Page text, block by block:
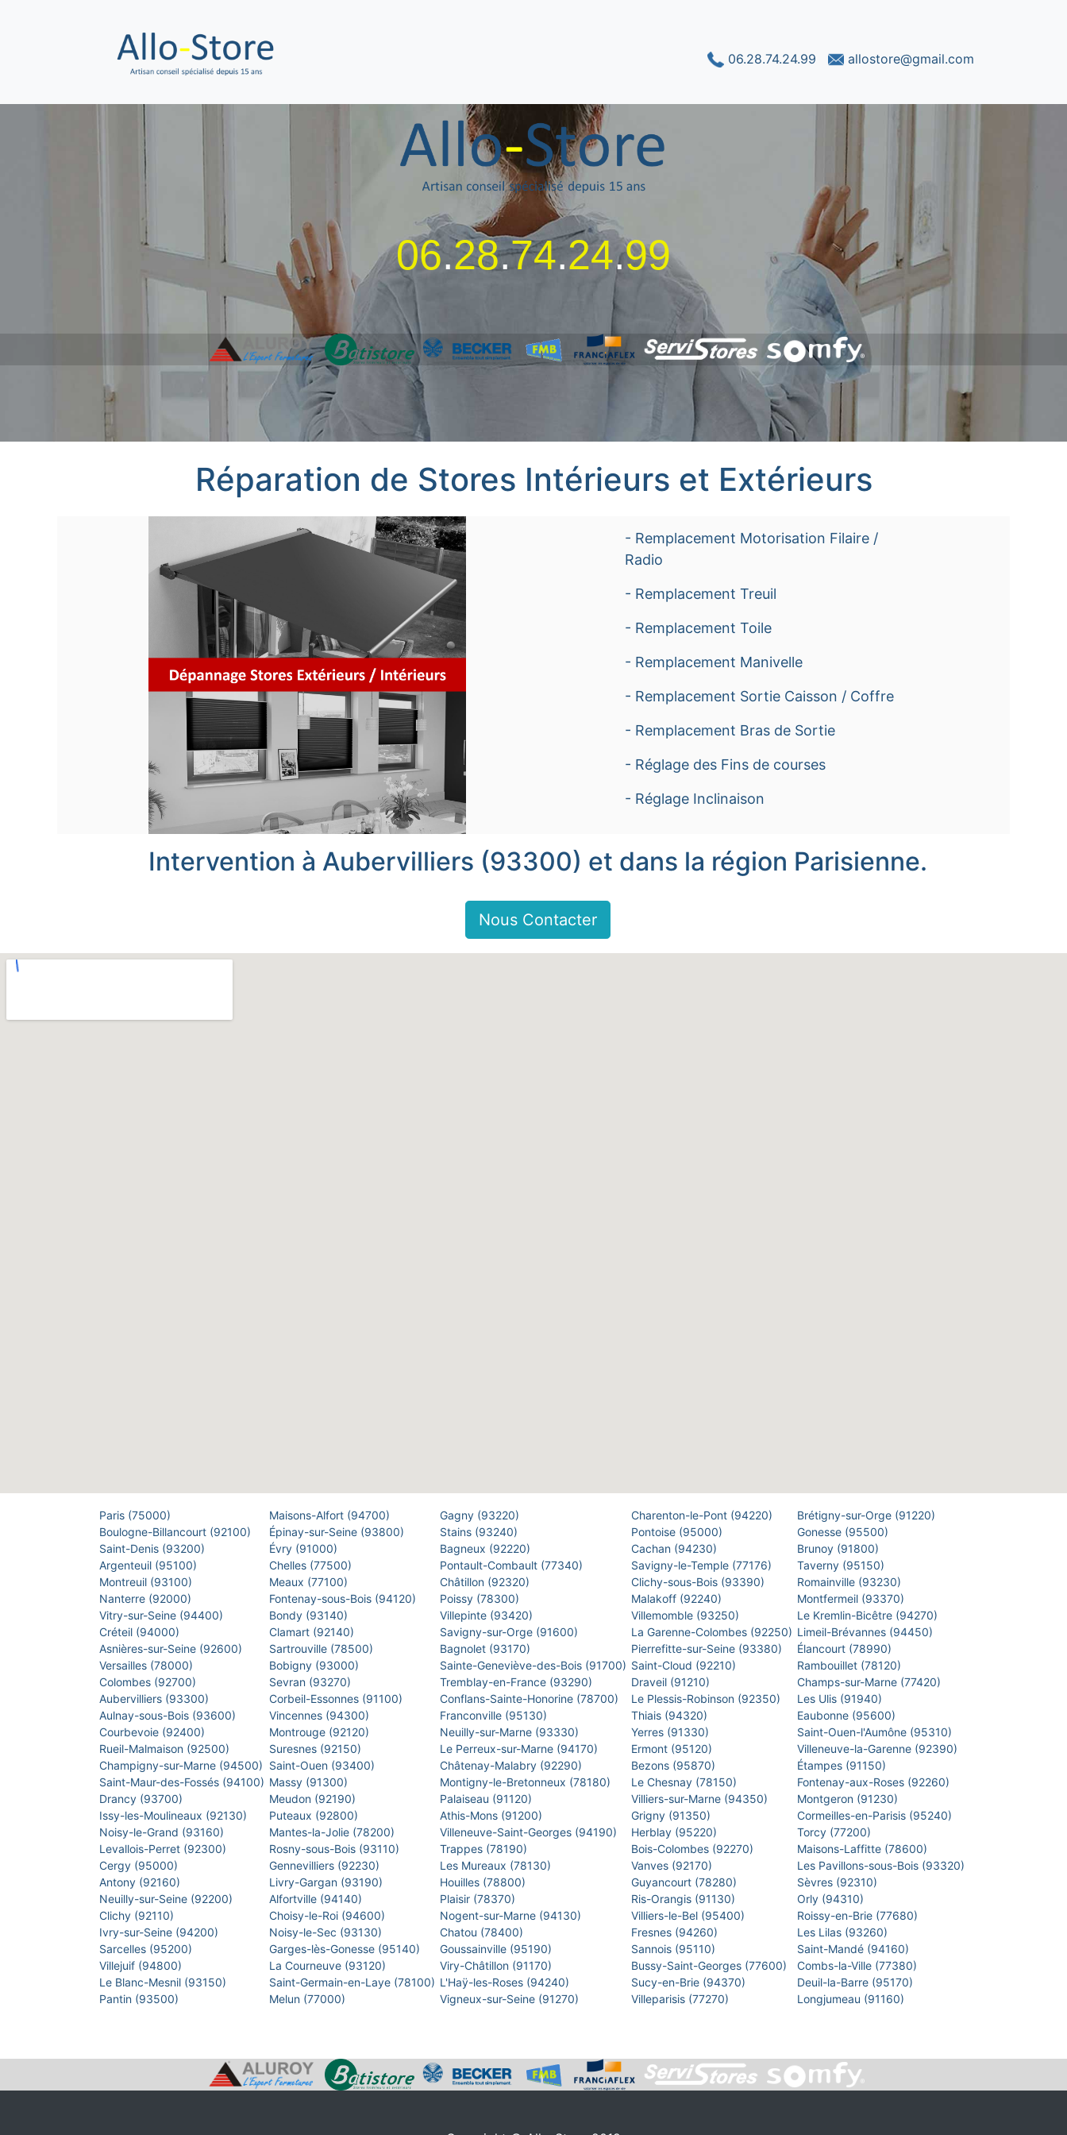
06.28.74.24.99 allostore@gmail.com
06.28.74.24.99
Réparation de Stores Intérieurs et Extérieurs
- Remplacement Motorisation Filaire /
Radio
- Remplacement Treuil
- Remplacement Toile
- Remplacement Manivelle
- Remplacement Sortie Caisson / Coffre
- Remplacement Bras de Sortie
- Réglage des Fins de courses
- Réglage Inclinaison
Intervention à Aubervilliers (93300) et dans la région Parisienne.
Nous Contacter
Paris (75000)
Boulogne-Billancourt (92100)
Saint-Denis (93200)
Argenteuil (95100)
Montreuil (93100)
Nanterre (92000)
Vitry-sur-Seine (94400)
Créteil (94000)
Asnières-sur-Seine (92600)
Versailles (78000)
Colombes (92700)
Aubervilliers (93300)
Aulnay-sous-Bois (93600)
Courbevoie (92400)
Rueil-Malmaison (92500)
Champigny-sur-Marne (94500)
Saint-Maur-des-Fossés (94100)
Drancy (93700)
Issy-les-Moulineaux (92130)
Noisy-le-Grand (93160)
Levallois-Perret (92300)
Cergy (95000)
Antony (92160)
Neuilly-sur-Seine (92200)
Clichy (92110)
Ivry-sur-Seine (94200)
Sarcelles (95200)
Villejuif (94800)
Le Blanc-Mesnil (93150)
Pantin (93500)
Maisons-Alfort (94700)
Épinay-sur-Seine (93800)
Évry (91000)
Chelles (77500)
Meaux (77100)
Fontenay-sous-Bois (94120)
Bondy (93140)
Clamart (92140)
Sartrouville (78500)
Bobigny (93000)
Sevran (93270)
Corbeil-Essonnes (91100)
Vincennes (94300)
Montrouge (92120)
Suresnes (92150)
Saint-Ouen (93400)
Massy (91300)
Meudon (92190)
Puteaux (92800)
Mantes-la-Jolie (78200)
Rosny-sous-Bois (93110)
Gennevilliers (92230)
Livry-Gargan (93190)
Alfortville (94140)
Choisy-le-Roi (94600)
Noisy-le-Sec (93130)
Garges-lès-Gonesse (95140)
La Courneuve (93120)
Saint-Germain-en-Laye (78100)
Melun (77000)
Gagny (93220)
Stains (93240)
Bagneux (92220)
Pontault-Combault (77340)
Châtillon (92320)
Poissy (78300)
Villepinte (93420)
Savigny-sur-Orge (91600)
Bagnolet (93170)
Sainte-Geneviève-des-Bois (91700)
Tremblay-en-France (93290)
Conflans-Sainte-Honorine (78700)
Franconville (95130)
Neuilly-sur-Marne (93330)
Le Perreux-sur-Marne (94170)
Châtenay-Malabry (92290)
Montigny-le-Bretonneux (78180)
Palaiseau (91120)
Athis-Mons (91200)
Villeneuve-Saint-Georges (94190)
Trappes (78190)
Les Mureaux (78130)
Houilles (78800)
Plaisir (78370)
Nogent-sur-Marne (94130)
Chatou (78400)
Goussainville (95190)
Viry-Châtillon (91170)
L'Haÿ-les-Roses (94240)
Vigneux-sur-Seine (91270)
Charenton-le-Pont (94220)
Pontoise (95000)
Cachan (94230)
Savigny-le-Temple (77176)
Clichy-sous-Bois (93390)
Malakoff (92240)
Villemomble (93250)
La Garenne-Colombes (92250)
Pierrefitte-sur-Seine (93380)
Saint-Cloud (92210)
Draveil (91210)
Le Plessis-Robinson (92350)
Thiais (94320)
Yerres (91330)
Ermont (95120)
Bezons (95870)
Le Chesnay (78150)
Villiers-sur-Marne (94350)
Grigny (91350)
Herblay (95220)
Bois-Colombes (92270)
Vanves (92170)
Guyancourt (78280)
Ris-Orangis (91130)
Villiers-le-Bel (95400)
Fresnes (94260)
Sannois (95110)
Bussy-Saint-Georges (77600)
Sucy-en-Brie (94370)
Villeparisis (77270)
Brétigny-sur-Orge (91220)
Gonesse (95500)
Brunoy (91800)
Taverny (95150)
Romainville (93230)
Montfermeil (93370)
Le Kremlin-Bicêtre (94270)
Limeil-Brévannes (94450)
Élancourt (78990)
Rambouillet (78120)
Champs-sur-Marne (77420)
Les Ulis (91940)
Eaubonne (95600)
Saint-Ouen-l'Aumône (95310)
Villeneuve-la-Garenne (92390)
Étampes (91150)
Fontenay-aux-Roses (92260)
Montgeron (91230)
Cormeilles-en-Parisis (95240)
Torcy (77200)
Maisons-Laffitte (78600)
Les Pavillons-sous-Bois (93320)
Sèvres (92310)
Orly (94310)
Roissy-en-Brie (77680)
Les Lilas (93260)
Saint-Mandé (94160)
Combs-la-Ville (77380)
Deuil-la-Barre (95170)
Longjumeau (91160)